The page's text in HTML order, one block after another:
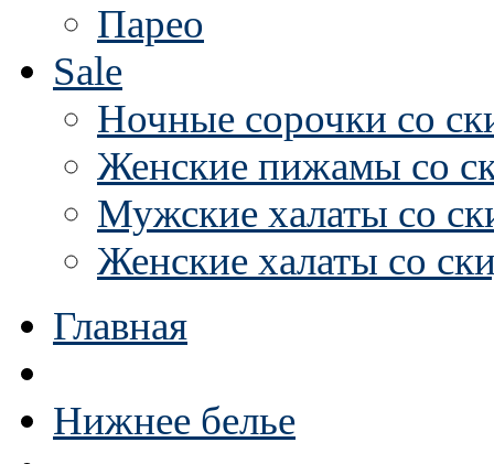
Парео
Sale
Ночные сорочки со
Женские пижамы со
Мужские халаты со
Женские халаты со
Главная
Нижнее белье